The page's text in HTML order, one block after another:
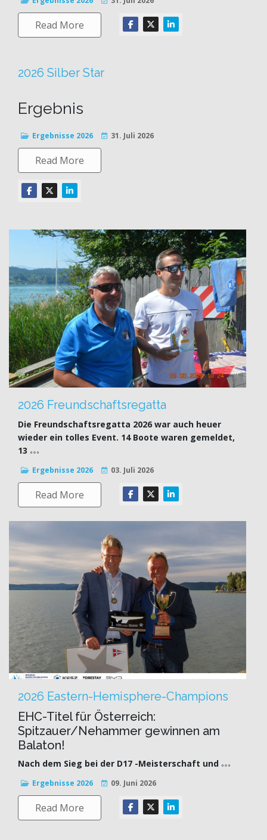
Read More
2026 Silber Star
Ergebnis
Ergebnisse 2026 31. Juli 2026
Read More
2026 Freundschaftsregatta
Die Freundschaftsregatta 2026 war auch heuer
wieder ein tolles Event. 14 Boote waren gemeldet,
13
Ergebnisse 2026 03. Juli 2026
Read More
2026 Eastern-Hemisphere-Champions
EHC-Titel für Österreich:
Spitzauer/Nehammer gewinnen am
Balaton!
Nach dem Sieg bei der D17 -Meisterschaft und
Ergebnisse 2026 09. Juni 2026
Read More